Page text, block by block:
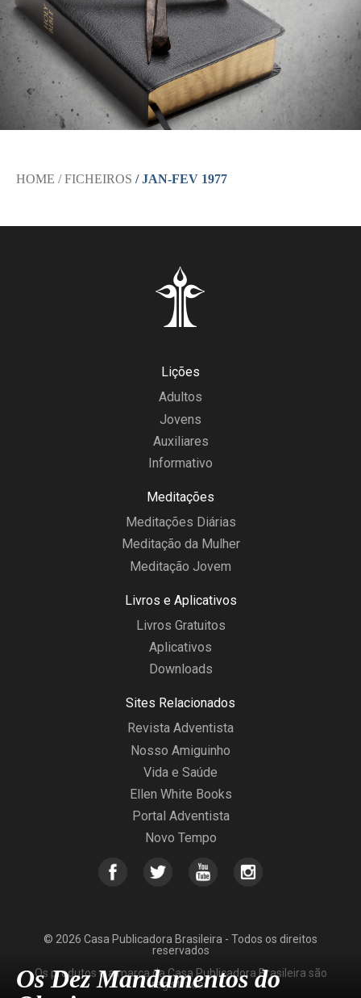
Os Dez Mandamentos do
HOME / FICHEIROS / JAN-FEV 1977
Lições
Adultos
Jovens
Auxiliares
Informativo
Meditações
Meditações Diárias
Meditação da Mulher
Meditação Jovem
Livros e Aplicativos
Livros Gratuitos
Aplicativos
Downloads
Sites Relacionados
Revista Adventista
Nosso Amiguinho
Vida e Saúde
Ellen White Books
Portal Adventista
Novo Tempo
© 2026 Casa Publicadora Brasileira - Todos os direitos
reservados
Os produtos e a marca da Casa Publicadora Brasileira são
registrados